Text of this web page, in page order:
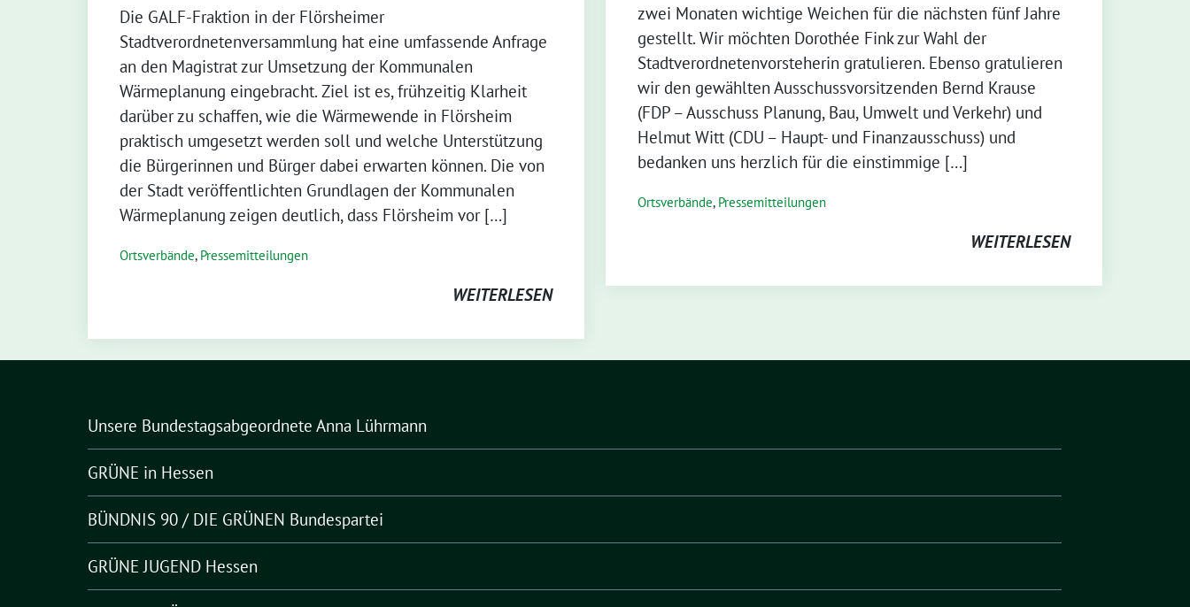
Die GALF-Fraktion in der Flörsheimer
Stadtverordnetenversammlung hat eine umfassende Anfrage
an den Magistrat zur Umsetzung der Kommunalen
Wärmeplanung eingebracht. Ziel ist es, frühzeitig Klarheit
darüber zu schaffen, wie die Wärmewende in Flörsheim
praktisch umgesetzt werden soll und welche Unterstützung
die Bürgerinnen und Bürger dabei erwarten können. Die von
der Stadt veröffentlichten Grundlagen der Kommunalen
Wärmeplanung zeigen deutlich, dass Flörsheim vor […]
Ortsverbände, Pressemitteilungen
WEITERLESEN
zwei Monaten wichtige Weichen für die nächsten fünf Jahre
gestellt. Wir möchten Dorothée Fink zur Wahl der
Stadtverordnetenvorsteherin gratulieren. Ebenso gratulieren
wir den gewählten Ausschussvorsitzenden Bernd Krause
(FDP – Ausschuss Planung, Bau, Umwelt und Verkehr) und
Helmut Witt (CDU – Haupt- und Finanzausschuss) und
bedanken uns herzlich für die einstimmige […]
Ortsverbände, Pressemitteilungen
WEITERLESEN
Unsere Bundestagsabgeordnete Anna Lührmann
GRÜNE in Hessen
BÜNDNIS 90 / DIE GRÜNEN Bundespartei
GRÜNE JUGEND Hessen